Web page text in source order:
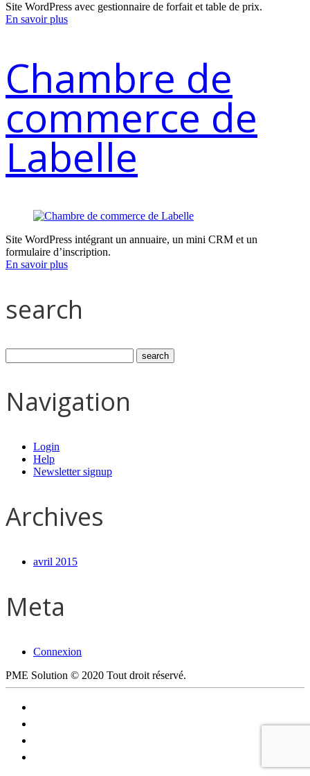
Site WordPress avec gestionnaire de forfait et table de prix.
En savoir plus
Chambre de
commerce de
Labelle
Site WordPress intégrant un annuaire, un mini CRM et un
formulaire d’inscription.
En savoir plus
search
Navigation
Login
Help
Newsletter signup
Archives
avril 2015
Meta
Connexion
PME Solution © 2020 Tout droit réservé.